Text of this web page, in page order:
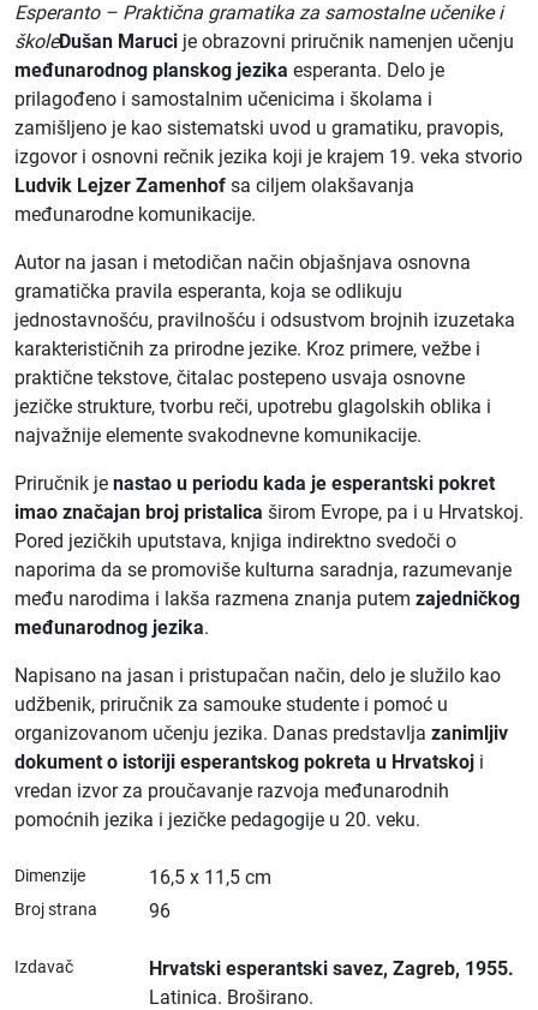
Esperanto – Praktična gramatika za samostalne učenike i
školeDušan Maruci je obrazovni priručnik namenjen učenju
međunarodnog planskog jezika esperanta. Delo je
prilagođeno i samostalnim učenicima i školama i
zamišljeno je kao sistematski uvod u gramatiku, pravopis,
izgovor i osnovni rečnik jezika koji je krajem 19. veka stvorio
Ludvik Lejzer Zamenhof sa ciljem olakšavanja
međunarodne komunikacije.
Autor na jasan i metodičan način objašnjava osnovna
gramatička pravila esperanta, koja se odlikuju
jednostavnošću, pravilnošću i odsustvom brojnih izuzetaka
karakterističnih za prirodne jezike. Kroz primere, vežbe i
praktične tekstove, čitalac postepeno usvaja osnovne
jezičke strukture, tvorbu reči, upotrebu glagolskih oblika i
najvažnije elemente svakodnevne komunikacije.
Priručnik je nastao u periodu kada je esperantski pokret
imao značajan broj pristalica širom Evrope, pa i u Hrvatskoj.
Pored jezičkih uputstava, knjiga indirektno svedoči o
naporima da se promoviše kulturna saradnja, razumevanje
među narodima i lakša razmena znanja putem zajedničkog
međunarodnog jezika.
Napisano na jasan i pristupačan način, delo je služilo kao
udžbenik, priručnik za samouke studente i pomoć u
organizovanom učenju jezika. Danas predstavlja zanimljiv
dokument o istoriji esperantskog pokreta u Hrvatskoj i
vredan izvor za proučavanje razvoja međunarodnih
pomoćnih jezika i jezičke pedagogije u 20. veku.
Dimenzije 16,5 x 11,5 cm
Broj strana 96
Izdavač Hrvatski esperantski savez, Zagreb, 1955.
Latinica. Broširano.